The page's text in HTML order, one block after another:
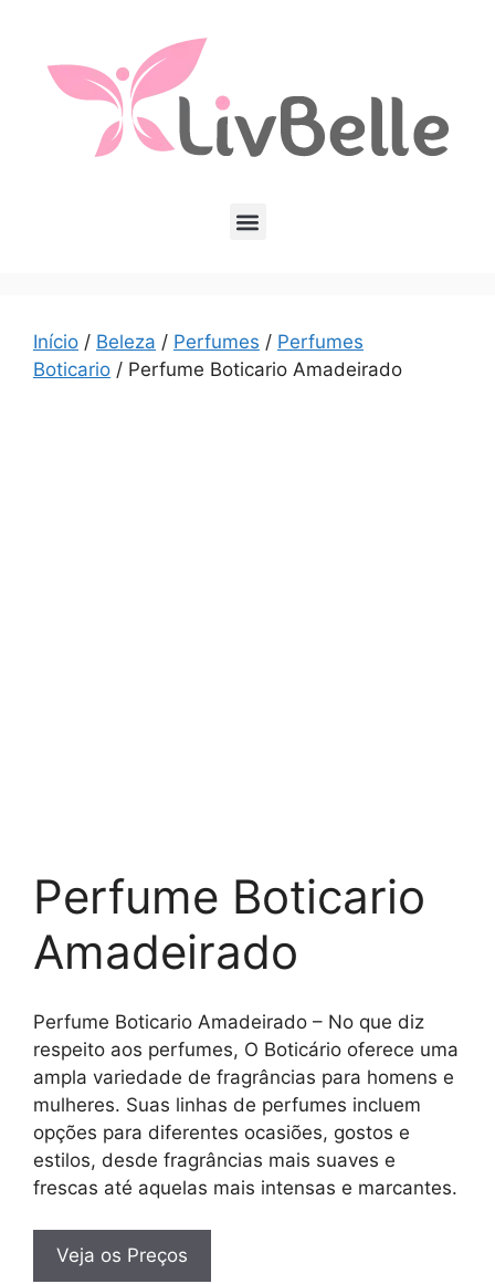
Início / Beleza / Perfumes / Perfumes
Boticario / Perfume Boticario Amadeirado
Perfume Boticario
Amadeirado
Perfume Boticario Amadeirado – No que diz
respeito aos perfumes, O Boticário oferece uma
ampla variedade de fragrâncias para homens e
mulheres. Suas linhas de perfumes incluem
opções para diferentes ocasiões, gostos e
estilos, desde fragrâncias mais suaves e
frescas até aquelas mais intensas e marcantes.
Veja os Preços